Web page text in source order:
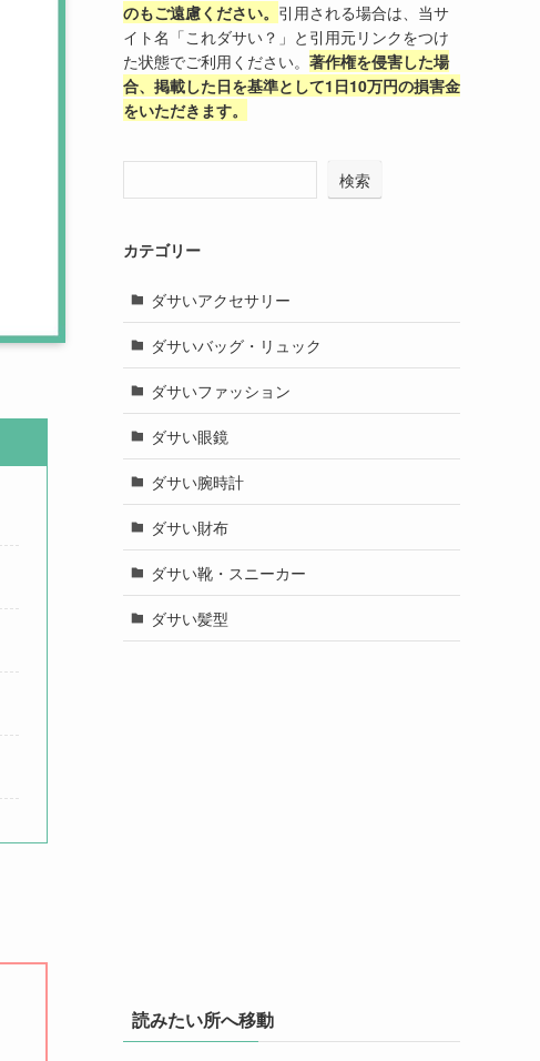
のもご遠慮ください。 引用される場合は、当サ
イト名「これダサい？」と引用元リンクをつけ
た状態でご利用ください。 著作権を侵害した場
合、掲載した日を基準として1日10万円の損害金
をいただきます。
検索
カテゴリー
ダサいアクセサリー
ダサいバッグ・リュック
ダサいファッション
ダサい眼鏡
ダサい腕時計
ダサい財布
ダサい靴・スニーカー
ダサい髪型
読みたい所へ移動